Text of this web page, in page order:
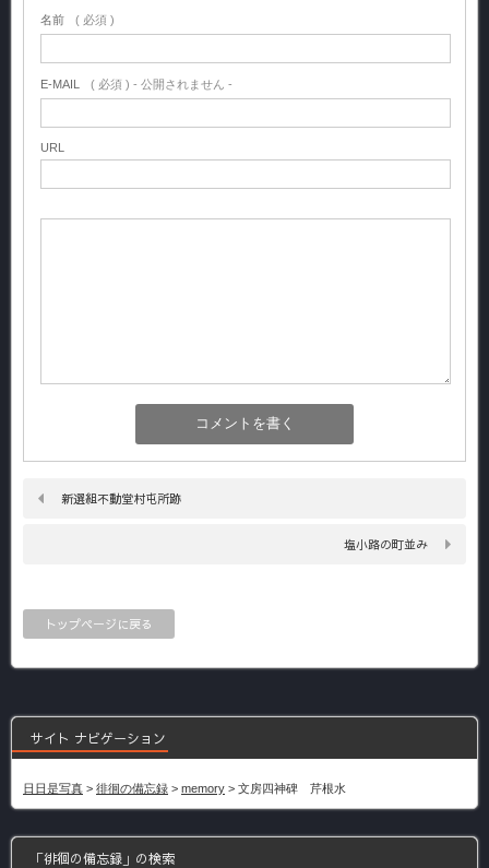
名前 ( 必須 )
E-MAIL ( 必須 ) - 公開されません -
URL
新選組不動堂村屯所跡
塩小路の町並み
トップページに戻る
サイト ナビゲーション
日日是写真 > 徘徊の備忘録 > memory > 文房四神碑 芹根水
「徘徊の備忘録」の検索